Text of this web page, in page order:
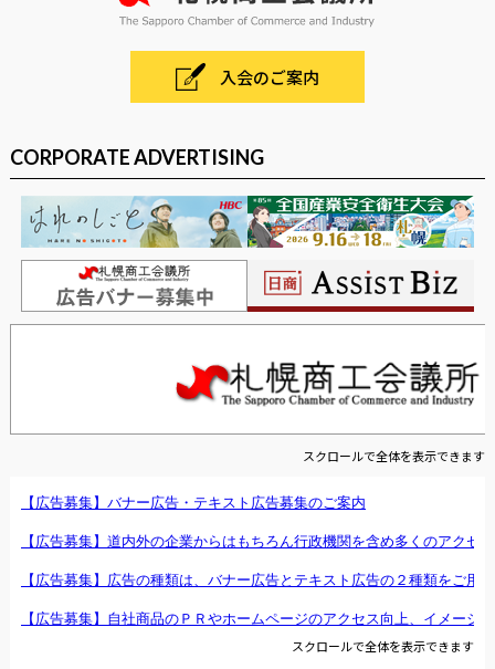
入会のご案内
CORPORATE ADVERTISING
スクロールで全体を表示できます
スクロールで全体を表示できます